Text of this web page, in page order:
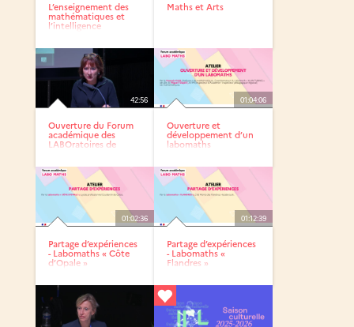
L’enseignement des
mathématiques et
l’intelligence
Maths et Arts
42:56
Ouverture du Forum
académique des
LABOratoires de
01:04:06
Ouverture et
développement d’un
labomaths
01:02:36
Partage d’expériences
- Labomaths « Côte
d’Opale »
01:12:39
Partage d’expériences
- Labomaths «
Flandres »